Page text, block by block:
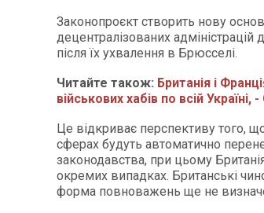
Законопроєкт створить нову
децентралізованих
після їх ухвалення в Брюсселі.
Читайте також: Британія і
військових хабів по всій Україні,
Це відкриває перспективу того,
сферах будуть автоматично
законодавства, при цьому
окремих випадках. Британські
форма повноважень ще не